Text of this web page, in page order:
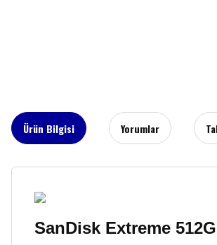
Ürün Bilgisi Yorumlar
SanDisk Extreme